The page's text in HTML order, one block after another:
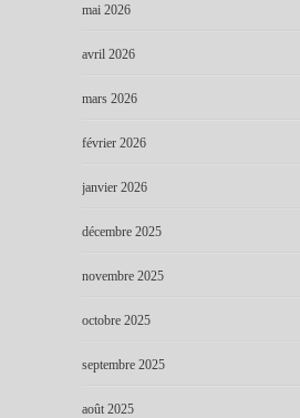
mai 2026
avril 2026
mars 2026
février 2026
janvier 2026
décembre 2025
novembre 2025
octobre 2025
septembre 2025
août 2025